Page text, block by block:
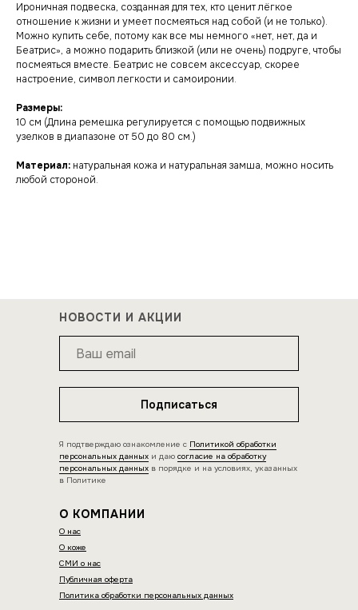
Ироничная подвеска, созданная для тех, кто ценит лёгкое
отношение к жизни и умеет посмеяться над собой (и не только).
Можно купить себе, потому как все мы немного «нет, нет, да и
Беатрис», а можно подарить близкой (или не очень) подруге, чтобы
посмеяться вместе. Беатрис не совсем аксессуар, скорее
настроение, символ легкости и самоиронии.
Размеры:
10 см (Длина ремешка регулируется с помощью подвижных
узелков в диапазоне от 50 до 80 см.)
Материал: натуральная кожа и натуральная замша, можно носить
любой стороной.
Подписаться
Я подтверждаю ознакомление с Политикой обработки
персональных данных и даю согласие на обработку
персональных данных в порядке и на условиях, указанных
в Политике
НОВОСТИ И АКЦИИ
О КОМПАНИИ
О нас
О коже
СМИ о нас
Публичная оферта
Политика обработки персональных данных